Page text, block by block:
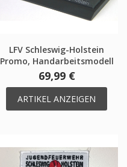
LFV Schleswig-Holstein
Promo, Handarbeitsmodell
69,99 €
ARTIKEL ANZEIGEN